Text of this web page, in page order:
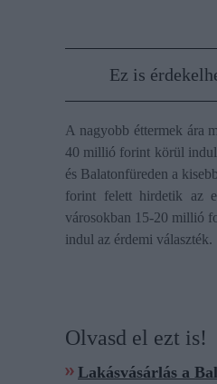
Ez is
A nagyobb éttermek ára
40 millió forint körül
és Balatonfüreden a
forint felett hirdetik az
városokban 15-20 millió
indul az érdemi választék.
Olvasd el ezt is!
Lakásvásárlás a